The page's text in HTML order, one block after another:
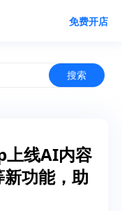
免费开店
搜索
上线AI内容
功能，助